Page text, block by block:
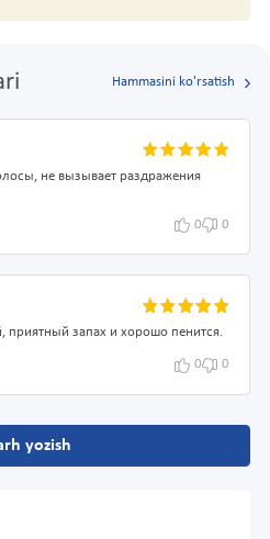
Hammasini ko'rsatish
не вызывает раздражения
0 0
запах и хорошо пенится.
0 0
yozish